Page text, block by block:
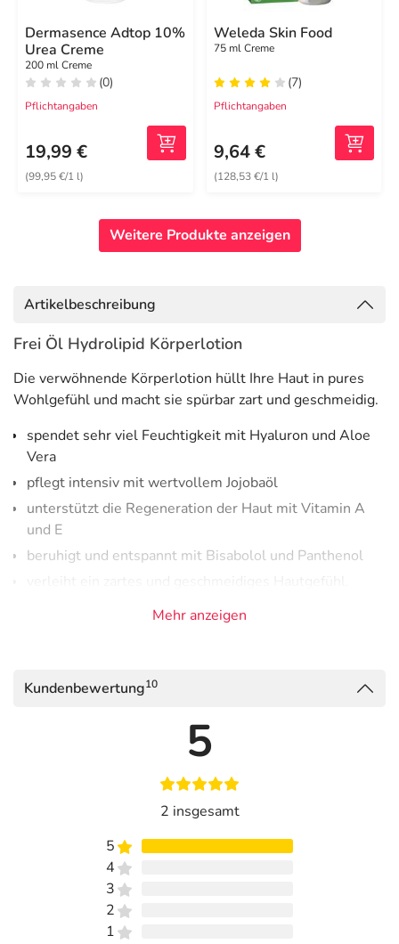
Dermasence Adtop 10%
Urea Creme
200 ml Creme
(0)
Pflichtangaben
19,99 €
(99,95 €/1 l)
Weleda Skin Food
75 ml Creme
(7)
Pflichtangaben
9,64 €
(128,53 €/1 l)
Weitere Produkte anzeigen
Artikelbeschreibung
Frei Öl Hydrolipid Körperlotion
Die verwöhnende Körperlotion hüllt Ihre Haut in pures
Wohlgefühl und macht sie spürbar zart und geschmeidig.
spendet sehr viel Feuchtigkeit mit Hyaluron und Aloe
Vera
pflegt intensiv mit wertvollem Jojobaöl
unterstützt die Regeneration der Haut mit Vitamin A
und E
beruhigt und entspannt mit Bisabolol und Panthenol
Aqua, Caprylic/Capric Triglyceride, Ethylhexyl Stearate,
Glycerin, Polyglyceryl-3 Methylglucose Distearate,
Cetearyl Alcohol, Panthenol, Tocopheryl Acetate,
Phenoxyethanol, Simmondsia Chinensis Seed Oil,
Parfum, Bisabolol, Carbomer, Sodium Benzoate, Urea,
Retinyl Palmitate, Potassium Sorbate, Helianthus Annuus
Seed Oil, Linalool, Aloe Barbadensis Leaf Juice Powder,
Alpha-Isomethyl Ionone, Limonene, Sodium Hyaluronate,
Mehr anzeigen
Kundenbewertung10
5
2 insgesamt
5
4
3
2
1